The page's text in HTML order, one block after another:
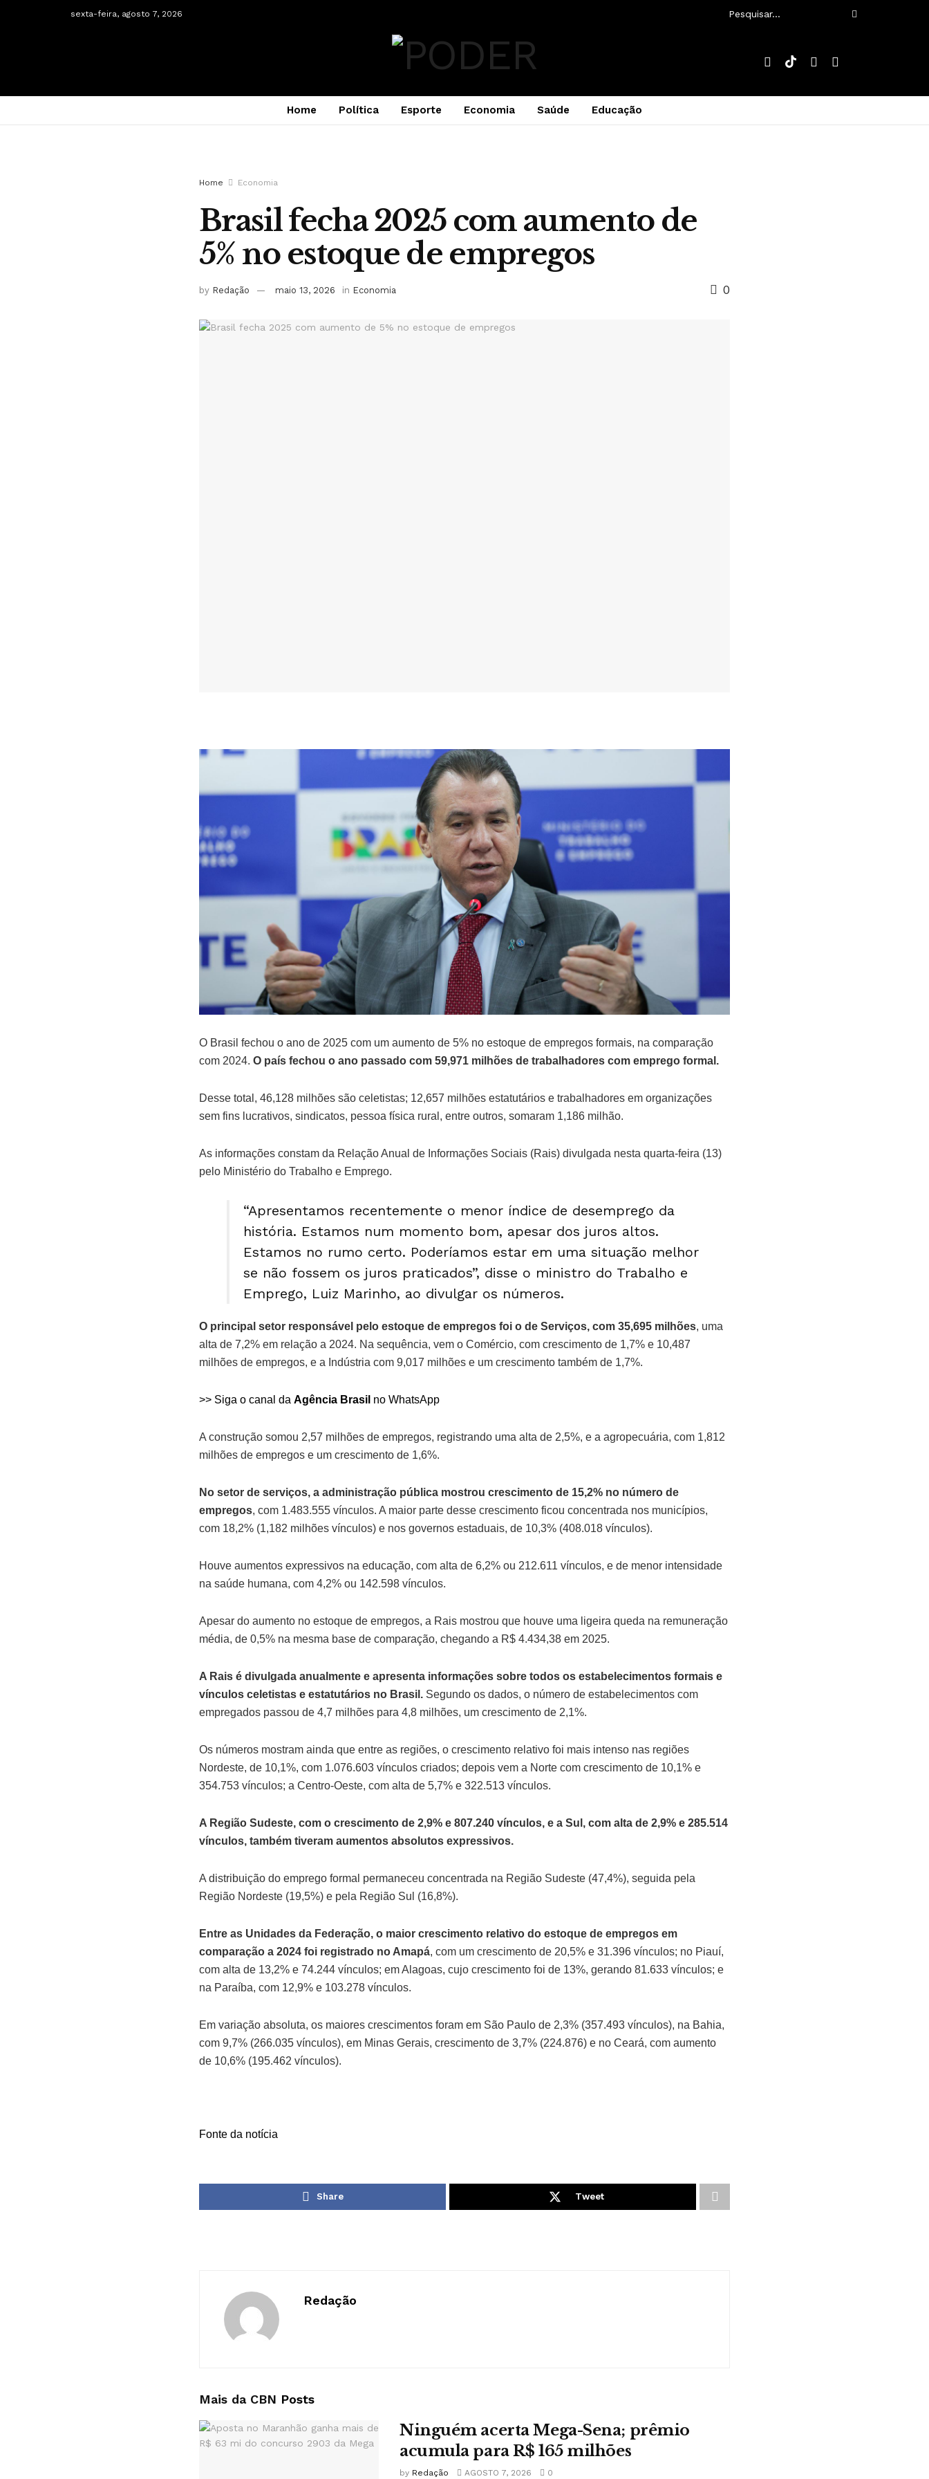
sexta-feira, agosto 7, 2026
Home Política Esporte Economia Saúde Educação
Home Economia
Brasil fecha 2025 com aumento de
5% no estoque de empregos
by Redação maio 13, 2026 in Economia 0
O Brasil fechou o ano de 2025 com um aumento de 5% no estoque de empregos formais, na comparação
com 2024. O país fechou o ano passado com 59,971 milhões de trabalhadores com emprego formal.
Desse total, 46,128 milhões são celetistas; 12,657 milhões estatutários e trabalhadores em organizações
sem fins lucrativos, sindicatos, pessoa física rural, entre outros, somaram 1,186 milhão.
As informações constam da Relação Anual de Informações Sociais (Rais) divulgada nesta quarta-feira (13)
pelo Ministério do Trabalho e Emprego.
“Apresentamos recentemente o menor índice de desemprego da
história. Estamos num momento bom, apesar dos juros altos.
Estamos no rumo certo. Poderíamos estar em uma situação melhor
se não fossem os juros praticados”, disse o ministro do Trabalho e
Emprego, Luiz Marinho, ao divulgar os números.
O principal setor responsável pelo estoque de empregos foi o de Serviços, com 35,695 milhões, uma
alta de 7,2% em relação a 2024. Na sequência, vem o Comércio, com crescimento de 1,7% e 10,487
milhões de empregos, e a Indústria com 9,017 milhões e um crescimento também de 1,7%.
>> Siga o canal da Agência Brasil no WhatsApp
A construção somou 2,57 milhões de empregos, registrando uma alta de 2,5%, e a agropecuária, com 1,812
milhões de empregos e um crescimento de 1,6%.
No setor de serviços, a administração pública mostrou crescimento de 15,2% no número de
empregos, com 1.483.555 vínculos. A maior parte desse crescimento ficou concentrada nos municípios,
com 18,2% (1,182 milhões vínculos) e nos governos estaduais, de 10,3% (408.018 vínculos).
Houve aumentos expressivos na educação, com alta de 6,2% ou 212.611 vínculos, e de menor intensidade
na saúde humana, com 4,2% ou 142.598 vínculos.
Apesar do aumento no estoque de empregos, a Rais mostrou que houve uma ligeira queda na remuneração
média, de 0,5% na mesma base de comparação, chegando a R$ 4.434,38 em 2025.
A Rais é divulgada anualmente e apresenta informações sobre todos os estabelecimentos formais e
vínculos celetistas e estatutários no Brasil. Segundo os dados, o número de estabelecimentos com
empregados passou de 4,7 milhões para 4,8 milhões, um crescimento de 2,1%.
Os números mostram ainda que entre as regiões, o crescimento relativo foi mais intenso nas regiões
Nordeste, de 10,1%, com 1.076.603 vínculos criados; depois vem a Norte com crescimento de 10,1% e
354.753 vínculos; a Centro-Oeste, com alta de 5,7% e 322.513 vínculos.
A Região Sudeste, com o crescimento de 2,9% e 807.240 vínculos, e a Sul, com alta de 2,9% e 285.514
vínculos, também tiveram aumentos absolutos expressivos.
A distribuição do emprego formal permaneceu concentrada na Região Sudeste (47,4%), seguida pela
Região Nordeste (19,5%) e pela Região Sul (16,8%).
Entre as Unidades da Federação, o maior crescimento relativo do estoque de empregos em
comparação a 2024 foi registrado no Amapá, com um crescimento de 20,5% e 31.396 vínculos; no Piauí,
com alta de 13,2% e 74.244 vínculos; em Alagoas, cujo crescimento foi de 13%, gerando 81.633 vínculos; e
na Paraíba, com 12,9% e 103.278 vínculos.
Em variação absoluta, os maiores crescimentos foram em São Paulo de 2,3% (357.493 vínculos), na Bahia,
com 9,7% (266.035 vínculos), em Minas Gerais, crescimento de 3,7% (224.876) e no Ceará, com aumento
de 10,6% (195.462 vínculos).
Fonte da notícia
Share Tweet
Redação
Mais da CBN Posts
Ninguém acerta Mega-Sena; prêmio
acumula para R$ 165 milhões
by Redação AGOSTO 7, 2026 0